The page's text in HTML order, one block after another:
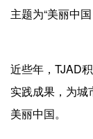
人 物
企业招聘
主题为“美丽中国
近些年，TJAD
实践成果，为城
美丽中国。